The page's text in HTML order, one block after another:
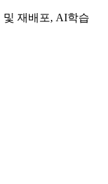
재배포, AI학습